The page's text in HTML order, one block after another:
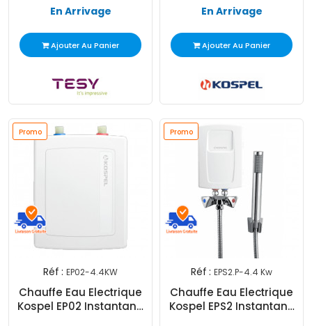
En Arrivage
Ajouter Au Panier
En Arrivage
Ajouter Au Panier
Promo
Réf : EP02-4.4KW
Chauffe Eau Electrique
Kospel EP02 Instantané
Promo
Réf : EPS2.P-4.4 Kw
Chauffe Eau Electrique
Kospel EPS2 Instantané